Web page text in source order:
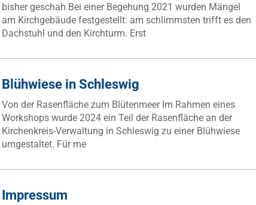
bisher geschah Bei einer Begehung 2021 wurden Mängel
am Kirchgebäude festgestellt: am schlimmsten trifft es den
Dachstuhl und den Kirchturm. Erst
Blühwiese in Schleswig
Von der Rasenfläche zum Blütenmeer Im Rahmen eines
Workshops wurde 2024 ein Teil der Rasenfläche an der
Kirchenkreis-Verwaltung in Schleswig zu einer Blühwiese
umgestaltet. Für me
Impressum